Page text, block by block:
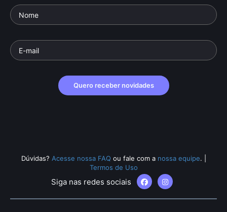
Quero receber novidades
Dúvidas? Acesse nossa FAQ ou fale com a nossa equipe.
Termos de Uso
Siga nas redes sociais